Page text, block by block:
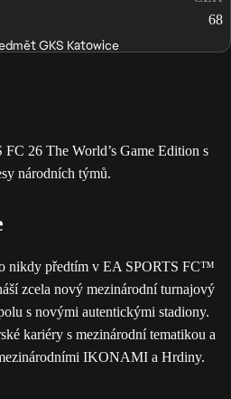
68
GKS Katowice
nikdy předtím v EA SPORTS FC™
zcela nový mezinárodní turnajový
s novými autentickými stadiony.
kariéry s mezinárodní tematikou a
IKONAMI a Hrdiny.